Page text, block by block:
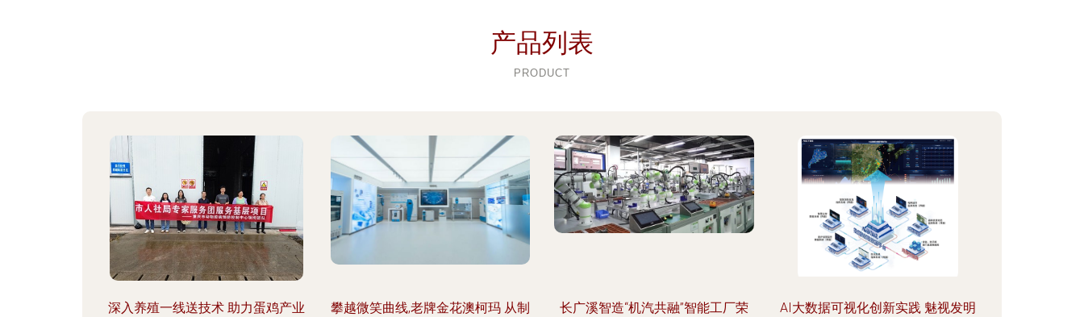
产品列表
PRODUCT
深入养殖一线送技术 助力蛋鸡产业
攀越微笑曲线,老牌金花澳柯玛 从制
长广溪智造“机汽共融”智能工厂荣
AI大数据可视化创新实践 魅视发明